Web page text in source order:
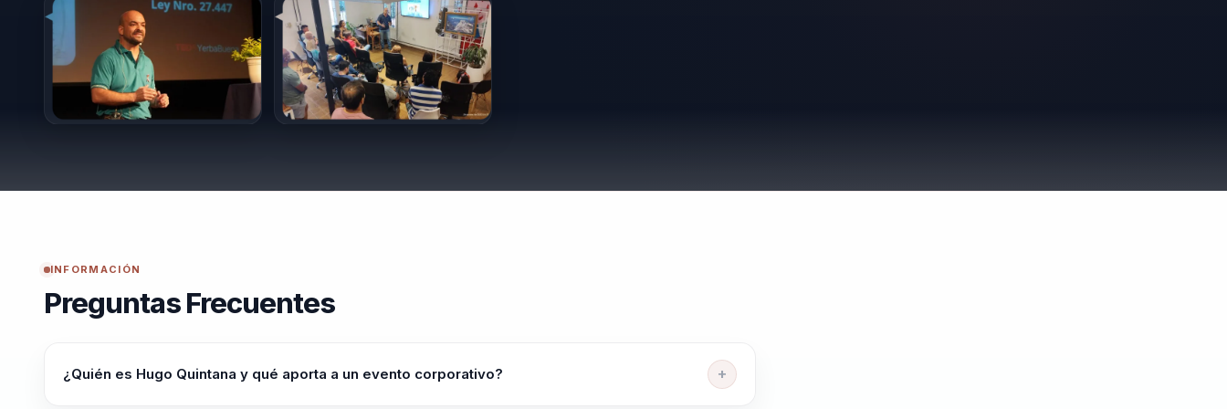
INFORMACIÓN
Preguntas Frecuentes
¿Quién es Hugo Quintana y qué aporta a un evento corporativo?